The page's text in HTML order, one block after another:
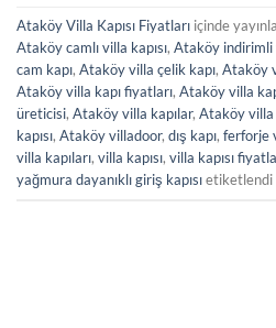
Ataköy Villa Kapısı Fiyatları içinde
Ataköy camlı villa kapısı, Ataköy indirimli
cam kapı, Ataköy villa çelik kapı, Ataköy
Ataköy villa kapı fiyatları, Ataköy villa
üreticisi, Ataköy villa kapılar, Ataköy villa
kapısı, Ataköy villadoor, dış kapı, ferforje
villa kapıları, villa kapısı, villa kapısı
yağmura dayanıklı giriş kapısıetiketlendi